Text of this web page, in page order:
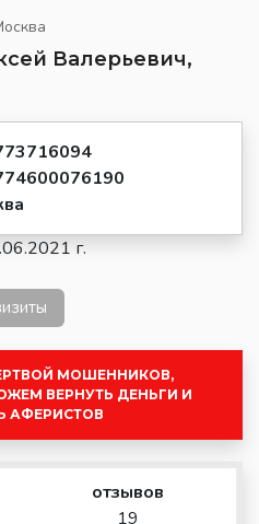
Валерьевич,
г.
МОШЕННИКОВ,
ВЕРНУТЬ ДЕНЬГИ И
АФЕРИСТОВ
отзывов
19